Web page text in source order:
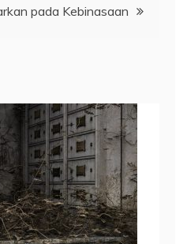
pada Kebinasaan